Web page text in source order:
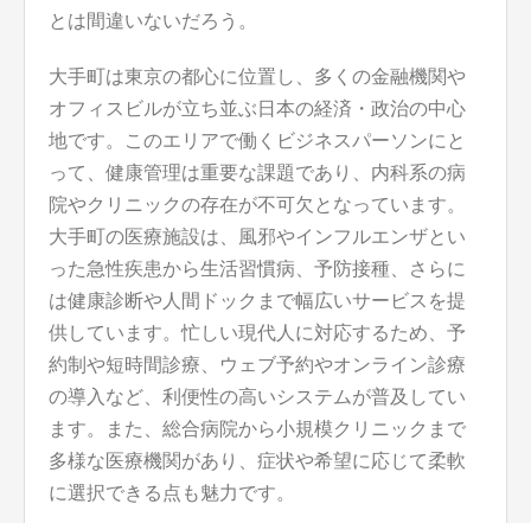
とは間違いないだろう。
大手町は東京の都心に位置し、多くの金融機関や
オフィスビルが立ち並ぶ日本の経済・政治の中心
地です。このエリアで働くビジネスパーソンにと
って、健康管理は重要な課題であり、内科系の病
院やクリニックの存在が不可欠となっています。
大手町の医療施設は、風邪やインフルエンザとい
った急性疾患から生活習慣病、予防接種、さらに
は健康診断や人間ドックまで幅広いサービスを提
供しています。忙しい現代人に対応するため、予
約制や短時間診療、ウェブ予約やオンライン診療
の導入など、利便性の高いシステムが普及してい
ます。また、総合病院から小規模クリニックまで
多様な医療機関があり、症状や希望に応じて柔軟
に選択できる点も魅力です。